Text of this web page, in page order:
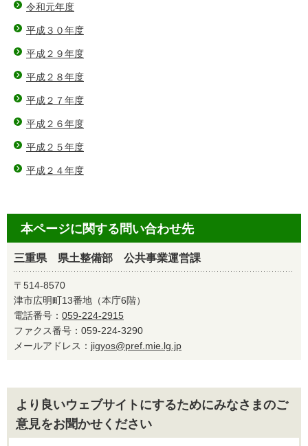
令和元年度
平成３０年度
平成２９年度
平成２８年度
平成２７年度
平成２６年度
平成２５年度
平成２４年度
本ページに関する問い合わせ先
三重県 県土整備部 公共事業運営課
〒514-8570
津市広明町13番地（本庁6階）
電話番号： 059-224-2915
ファクス番号：059-224-3290
メールアドレス： jigyos@pref.mie.lg.jp
より良いウェブサイトにするためにみなさまのご
意見をお聞かせください